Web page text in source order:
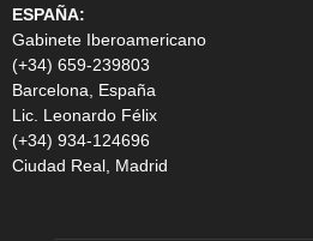
ESPAÑA:
Gabinete Iberoamericano
(+34) 659-239803
Barcelona, España
Lic. Leonardo Félix
(+34) 934-124696
Ciudad Real, Madrid